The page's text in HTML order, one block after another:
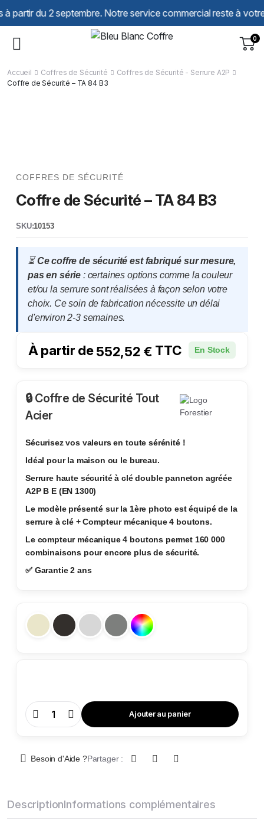
2 septembre. Notre service commercial reste à votre
0
Accueil Coffres de Sécurité
Coffres de Sécurité - Serrure A2P
Coffre de Sécurité – TA 84 B3
COFFRES DE SÉCURITÉ
Coffre de Sécurité – TA 84 B3
SKU:10153
⏳Ce coffre de sécurité est fabriqué sur mesure,
pas en série : certaines options comme la couleur
et/ou la serrure sont réalisées à façon selon votre
choix. Ce soin de fabrication nécessite un délai
d'environ 2-3 semaines.
À partir de552,52 € TTC En Stock
🔒 Coffre de Sécurité Tout
Acier
Sécurisez vos valeurs en toute sérénité !
Idéal pour la maison ou le bureau.
Serrure haute sécurité à clé double panneton agréée
A2P B E (EN 1300)
Le modèle présenté sur la 1ère photo est équipé de la
serrure à clé + Compteur mécanique 4 boutons.
Le compteur mécanique 4 boutons permet 160 000
combinaisons pour encore plus de sécurité.
✅ Garantie 2 ans
Coffre
de
84
Ajouter au panier
Besoin d'Aide ?Partager :
DescriptionInformations complémentaires
Panneau de gestion des cookies